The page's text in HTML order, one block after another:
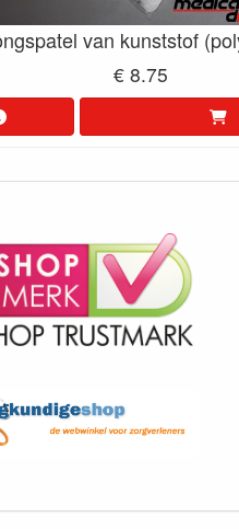
van kunststof
€ 8.75